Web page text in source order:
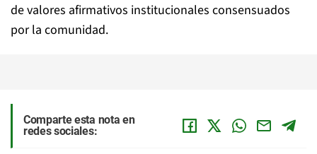
de valores afirmativos institucionales consensuados
por la comunidad.
Comparte esta nota en
redes sociales: